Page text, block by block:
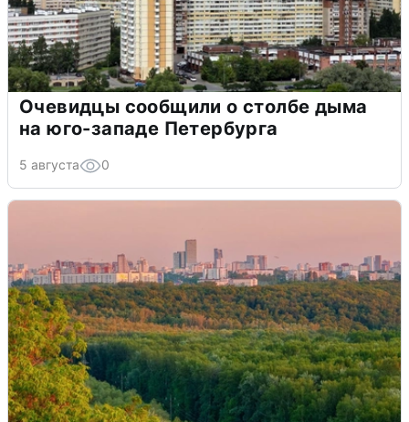
Очевидцы сообщили о столбе дыма
на юго-западе Петербурга
5 августа 0